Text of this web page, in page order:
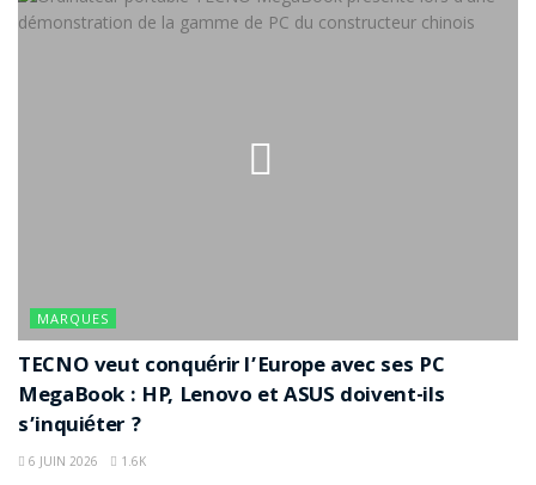
MARQUES
TECNO veut conquérir l’Europe avec ses PC
MegaBook : HP, Lenovo et ASUS doivent-ils
s’inquiéter ?
6 JUIN 2026 1.6K